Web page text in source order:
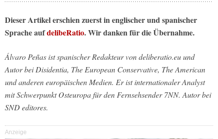
Dieser Artikel erschien zuerst in englischer und spanischer
Sprache aufdelibeRatio. Wir danken für die Übernahme.
Álvaro Peñas ist spanischer Redakteur von deliberatio.eu und
Autor bei Disidentia, The European Conservative, The American
und anderen europäischen Medien. Er ist internationaler Analyst
mit Schwerpunkt Osteuropa für den Fernsehsender 7NN. Autor bei
SND editores.
Anzeige